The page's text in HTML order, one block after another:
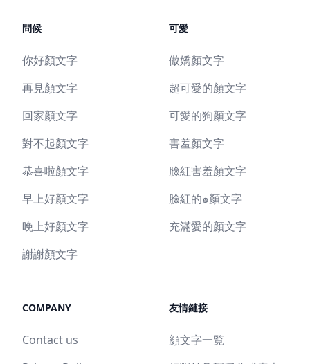
問候
你好顏文字
再見顏文字
回家顏文字
對不起顏文字
恭喜啦顏文字
早上好顏文字
晚上好顏文字
謝謝顏文字
可愛
傲嬌顏文字
超可愛的顏文字
可愛的狗顏文字
害羞顏文字
臉紅害羞顏文字
臉紅的๑顏文字
充滿愛的顏文字
COMPANY
Contact us
友情鏈接
顔文字一覧